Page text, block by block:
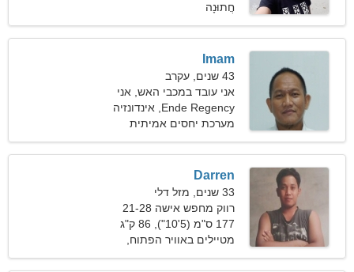
חֲתוּנָה
Imam
43 שנים, עקרב
אני עובד במכבי האש, אני
צריך אישה מרהיבה
Ende Regency, אינדונזיה
מערכת יחסים אמיתית
Darren
33 שנים, מזל דלי
רווק מחפש אישה 21-28
177 ס"מ (5'10"), 86 ק"ג
(189 פאונד)
מטיילים באוויר הפתוח,
החלקה על גלגיליות